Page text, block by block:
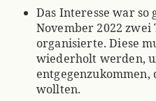
Das Interesse war so
November 2022
organisierte. Diese
wiederholt werden,
wollten.